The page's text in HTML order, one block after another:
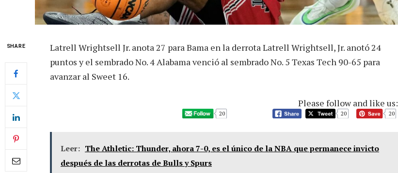
SHARE
Latrell Wrightsell Jr. anota 27 para Bama en la derrota Latrell Wrightsell, Jr. anotó 24
puntos y el sembrado No. 4 Alabama venció al sembrado No. 5 Texas Tech 90-65 para
avanzar al Sweet 16.
Please follow and like us:
20 20 20
Leer: The Athletic: Thunder, ahora 7-0, es el único de la NBA que permanece invicto
después de las derrotas de Bulls y Spurs